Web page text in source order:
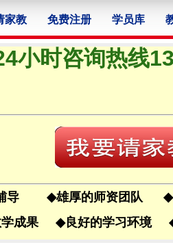
家教 免费注册 学员库
小时咨询热线
辅导 ◆雄厚的师资团队 ◆
学成果 ◆良好的学习环境